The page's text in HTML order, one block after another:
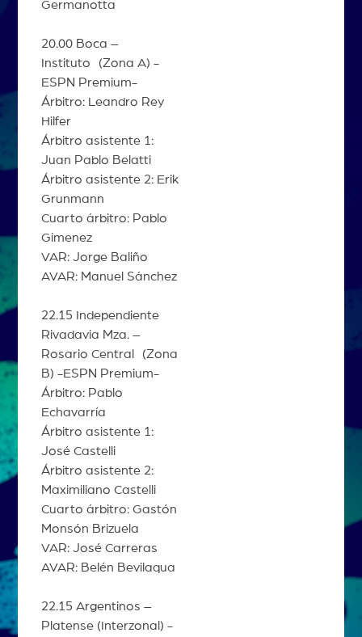
Germanotta
20.00 Boca –
Instituto (Zona A) -
ESPN Premium-
Árbitro: Leandro Rey
Hilfer
Árbitro asistente 1:
Juan Pablo Belatti
Árbitro asistente 2: Erik
Grunmann
Cuarto árbitro: Pablo
Gimenez
VAR: Jorge Baliño
AVAR: Manuel Sánchez
22.15 Independiente
Rivadavia Mza. –
Rosario Central (Zona
B) -ESPN Premium-
Árbitro: Pablo
Echavarría
Árbitro asistente 1:
José Castelli
Árbitro asistente 2:
Maximiliano Castelli
Cuarto árbitro: Gastón
Monsón Brizuela
VAR: José Carreras
AVAR: Belén Bevilaqua
22.15 Argentinos –
Platense (Interzonal) -